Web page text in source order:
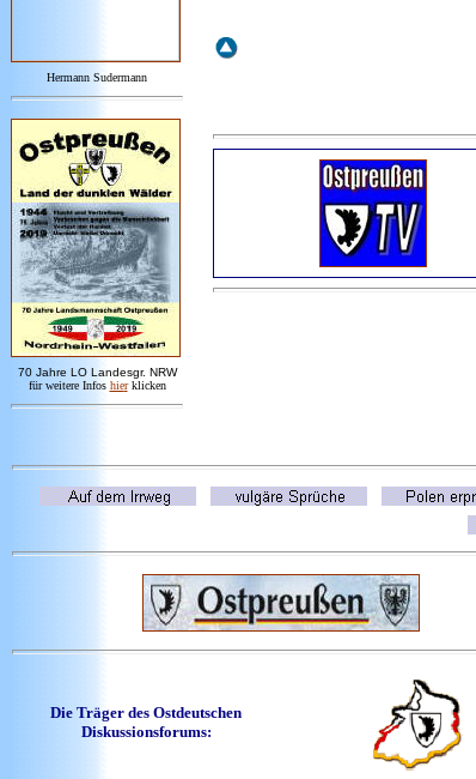
Hermann Sudermann
70 Jahre LO Landesgr. NRW
für weitere Infos hier klicken
Die Träger des Ostdeutschen
Diskussionsforums: